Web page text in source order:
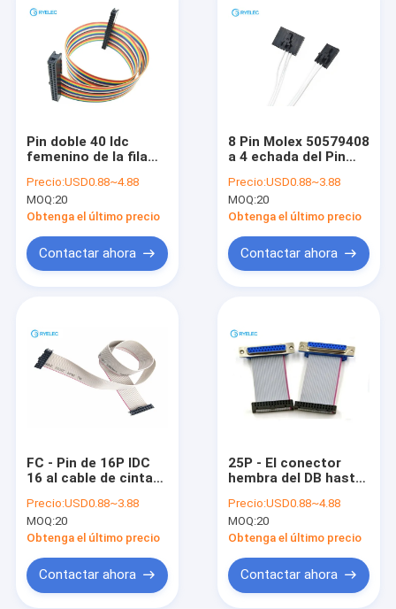
Productos
Videos
Sobre nosotros
noticias
Casos
Pin doble 40 Idc
femenino de la fila
2651 el cable plano
del arco iris de 28awg
1.27m m
Precio:USD0.88~4.88
MOQ:20
Obtenga el último precio
Contactar ahora
8 Pin Molex 50579408
a 4 echada del Pin
m con el cable de
cinta plano 2468
24awg
Precio:USD0.88~3.88
MOQ:20
Obtenga el último precio
Contactar ahora
FC - Pin de 16P IDC
16 al cable de cinta
la extensión del
disco duro de FC
-16P
Precio:USD0.88~3.88
MOQ:20
Obtenga el último precio
Contactar ahora
25P - El conector
hembra del DB hasta
la fila (2*13) cable de
cinta del zócalo de
26 Pin
Precio:USD0.88~4.88
MOQ:20
Obtenga el último precio
Contactar ahora